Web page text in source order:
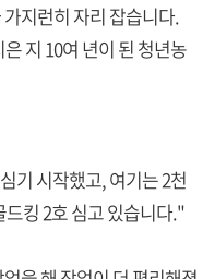
지런히 자리 잡습니다.
지 10여 년이 된 청년농
기 시작했고, 여기는 2천
킹 2호 심고 있습니다."